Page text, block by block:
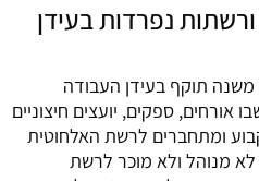
נפרדות בעידן
תוקף בעידן העבודה
אורחים, ספקים, יועצים חיצוניים
ומתחברים לרשת האלחוטית
לא מנוהל ולא מוכר לרשת